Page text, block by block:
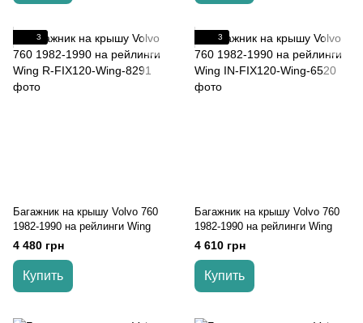
3
Багажник на крышу Volvo 760
1982-1990 на рейлинги Wing
4 480 грн
Купить
3
Багажник на крышу Volvo 760
1982-1990 на рейлинги Wing
4 610 грн
Купить